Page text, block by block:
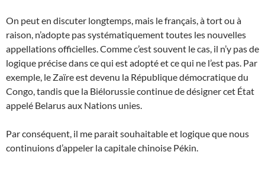
On peut en discuter longtemps, mais le français, à tort ou à
raison, n’adopte pas systématiquement toutes les nouvelles
appellations officielles. Comme c’est souvent le cas, il n’y pas de
logique précise dans ce qui est adopté et ce qui ne l’est pas. Par
exemple, le Zaïre est devenu la République démocratique du
Congo, tandis que la Biélorussie continue de désigner cet État
appelé Belarus aux Nations unies.
Par conséquent, il me parait souhaitable et logique que nous
continuions d’appeler la capitale chinoise Pékin.